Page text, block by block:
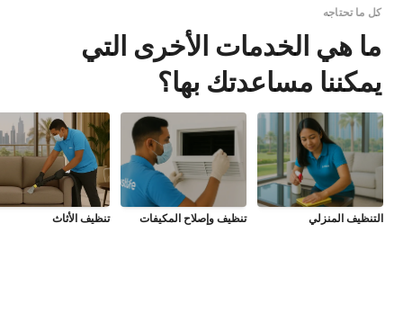
كل ما تحتاجه
ما هي الخدمات الأخرى التي
يمكننا مساعدتك بها؟
التنظيف المنزلي تنظيف وإصلاح المكيفات تنظيف الأثاث